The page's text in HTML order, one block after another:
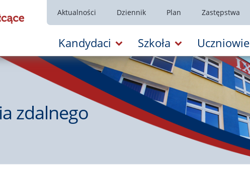
Aktualności Dziennik Plan Zastępstwa
Kandydaci Szkoła Uczniowie
zdalnego